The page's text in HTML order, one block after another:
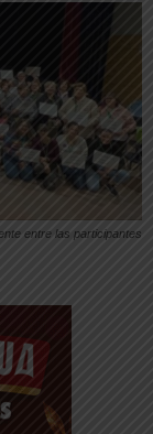
entre las participantes